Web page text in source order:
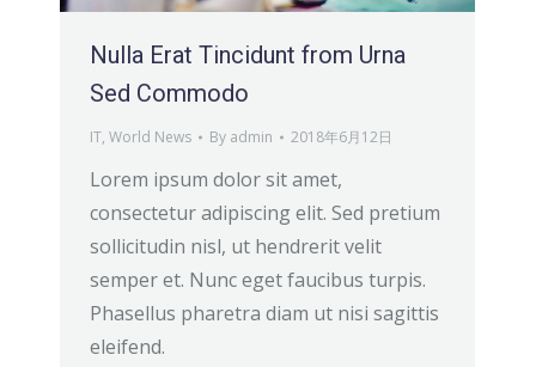
Nulla Erat Tincidunt from Urna
Sed Commodo
IT, World News By admin 2018年6月12日
Lorem ipsum dolor sit amet,
consectetur adipiscing elit. Sed pretium
sollicitudin nisl, ut hendrerit velit
semper et. Nunc eget faucibus turpis.
Phasellus pharetra diam ut nisi sagittis
eleifend.